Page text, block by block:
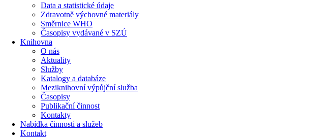
Data a statistické údaje
Zdravotně výchovné materiály
Směrnice WHO
Časopisy vydávané v SZÚ
Knihovna
O nás
Aktuality
Služby
Katalogy a databáze
Meziknihovní výpůjční služba
Časopisy
Publikační činnost
Kontakty
Nabídka činnosti a služeb
Kontakt